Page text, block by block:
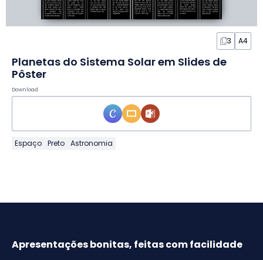
3 A4
Planetas do Sistema Solar em Slides de
Pôster
Download
Espaço Preto Astronomia
Apresentações bonitas, feitas com facilidade